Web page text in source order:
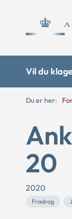
Vil du
Du er her:
20
2020
Fradrag